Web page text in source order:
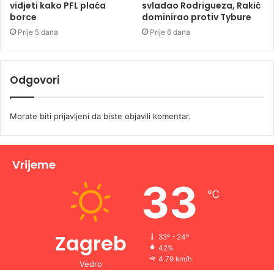
vidjeti kako PFL plaća
borce
Prije 5 dana
svladao Rodrigueza, Rakić
dominirao protiv Tybure
Prije 6 dana
Odgovori
Morate biti prijavljeni da biste objavili komentar.
Vrijeme
Zagreb
Vedro
33 ℃
33º - 24º
42%
4.79 km/h